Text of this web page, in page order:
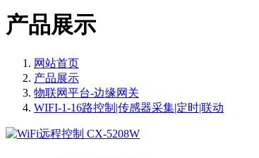
产品展示
网站首页
产品展示
物联网平台-边缘网关
WIFI-1-16路控制|传感器采集|定时|联动